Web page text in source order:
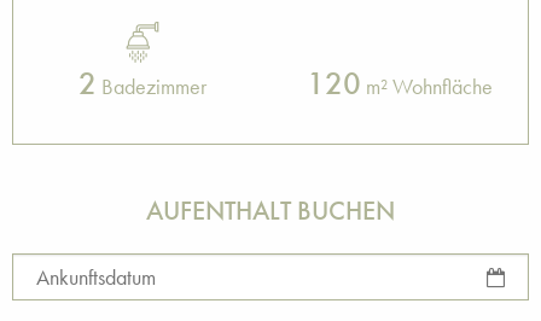
2 Badezimmer 120 m² Wohnfläche
AUFENTHALT BUCHEN
Ankunftsdatum